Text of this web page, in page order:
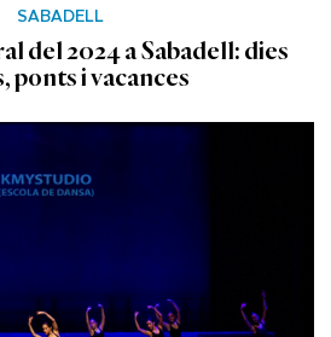
SABADELL
del 2024 a Sabadell: dies
ponts i vacances